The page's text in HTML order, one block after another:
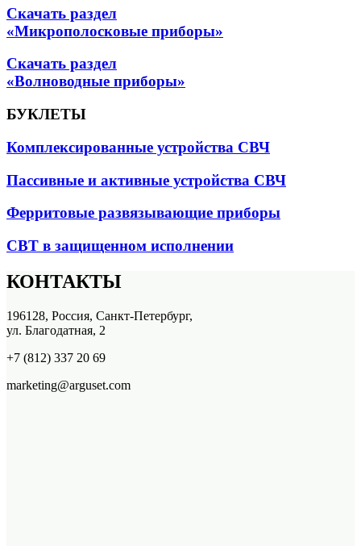
Скачать раздел
«Микрополосковые приборы»
Скачать раздел
«Волноводные приборы»
БУКЛЕТЫ
Комплексированные устройства СВЧ
Пассивные и активные устройства СВЧ
Ферритовые развязывающие приборы
СВТ в защищенном исполнении
КОНТАКТЫ
196128, Россия, Санкт-Петербург,
ул. Благодатная, 2
+7 (812) 337 20 69
marketing@arguset.com